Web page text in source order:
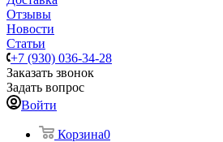
Отзывы
Новости
Статьи
+7 (930) 036-34-28
Заказать звонок
Задать вопрос
Войти
Корзина0